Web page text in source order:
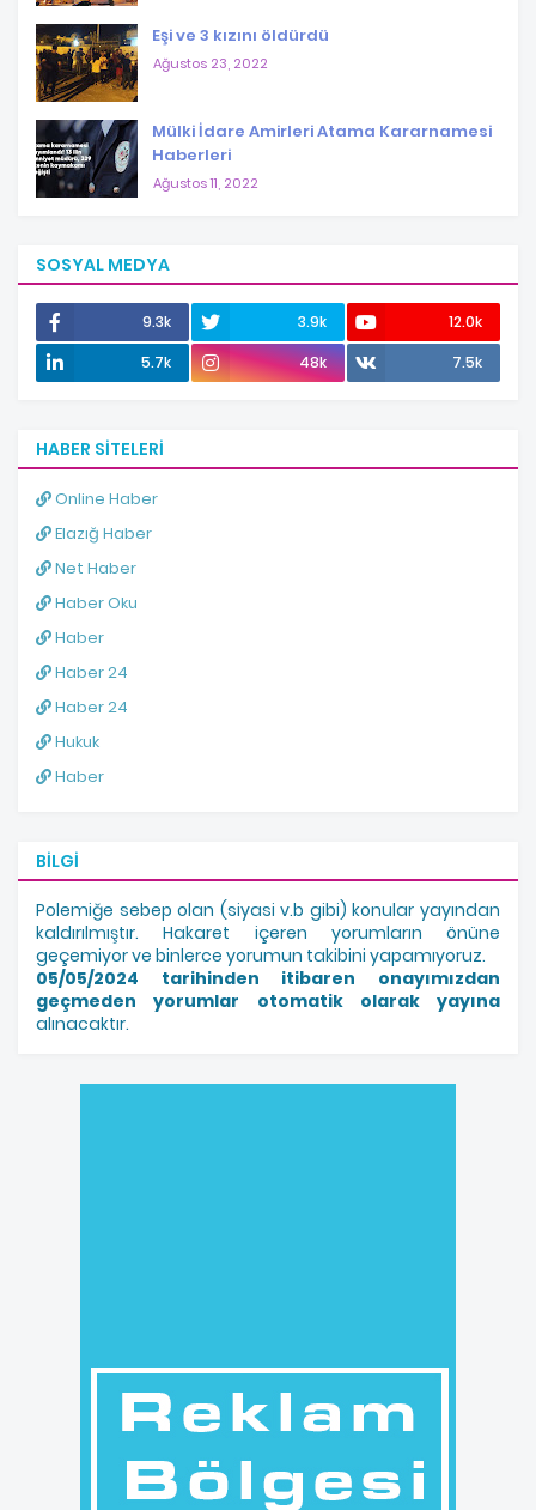
Eşi ve 3 kızını öldürdü
Ağustos 23, 2022
Mülki İdare Amirleri Atama Kararnamesi
Haberleri
Ağustos 11, 2022
SOSYAL MEDYA
9.3k 3.9k
12.0k
5.7k
48k 7.5k
HABER SITELERI
Online Haber
Elazığ Haber
Net Haber
Haber Oku
Haber
Haber 24
Haber 24
Hukuk
Haber
BILGI
Polemiğe sebep olan (siyasi v.b gibi) konular yayından
kaldırılmıştır. Hakaret içeren yorumların önüne
geçemiyor ve binlerce yorumun takibini yapamıyoruz.
05/05/2024 tarihinden itibaren onayımızdan
geçmeden yorumlar otomatik olarak yayına
alınacaktır.